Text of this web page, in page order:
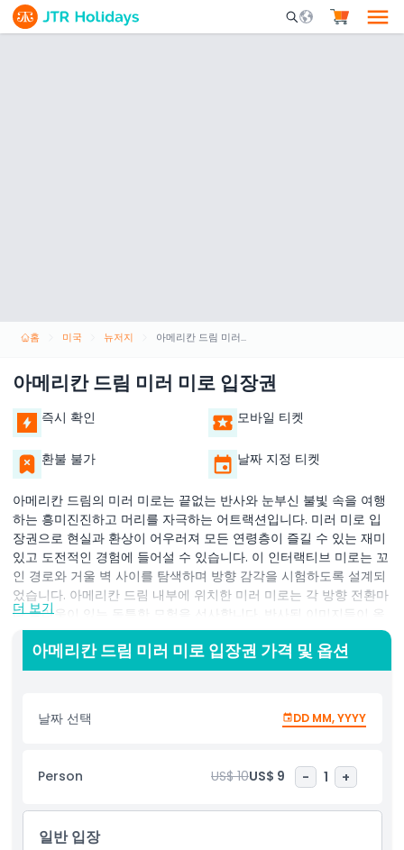
Mobile Search
홈 미국 뉴저지 아메리칸 드림 미러 미로 입장권
아메리칸 드림 미러 미로 입장권
즉시 확인 모바일 티켓
환불 불가 날짜 지정 티켓
아메리칸 드림의 미러 미로는 끝없는 반사와 눈부신 불빛 속을 여행
하는 흥미진진하고 머리를 자극하는 어트랙션입니다. 미러 미로 입
장권으로 현실과 환상이 어우러져 모든 연령층이 즐길 수 있는 재미
있고 도전적인 경험에 들어설 수 있습니다. 이 인터랙티브 미로는 꼬
인 경로와 거울 벽 사이를 탐색하며 방향 감각을 시험하도록 설계되
었습니다. 아메리칸 드림 내부에 위치한 미러 미로는 각 방향 전환마
다 놀라움이 있는 독특한 모험을 선사합니다. 반사된 이미지들이 올
바른 길 찾기를 어렵게 만들어 방문에 흥미와 신비를 더합니다. 가족,
친구 또는 혼자 방문하더라도 미러 미로는 즐거운 몰입형 도전을 경
험할 완벽한 방법입니다. 미러 미로 입장권을 소지하면 빛과 거울이
할 수 있습니다. 이 경험은 여러분을 즐겁게 하면서도 재미있고 창의
적인 사진을 찍을 기회를 많이 제공합니다. 미로는 아메리칸 드림에
더 보기
아메리칸 드림 미러 미로 입장권 가격 및 옵션
날짜 선택 DD MM, YYYY
Person US$ 10US$ 9 - 1 +
일반 입장